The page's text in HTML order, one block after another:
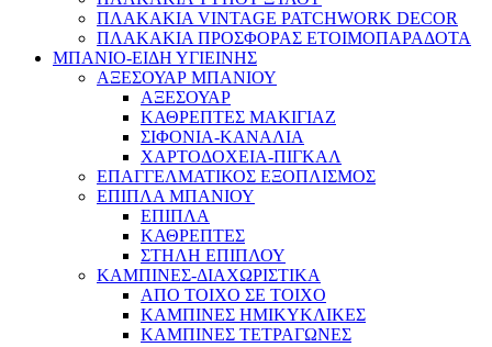
ΠΛΑΚΑΚΙΑ VINTAGE PATCHWORK DECOR
ΠΛΑΚΑΚΙΑ ΠΡΟΣΦΟΡΑΣ ΕΤΟΙΜΟΠΑΡΑΔΟΤΑ
ΜΠΑΝΙΟ-ΕΙΔΗ ΥΓΙΕΙΝΗΣ
ΑΞΕΣΟΥΑΡ ΜΠΑΝΙΟΥ
ΑΞΕΣΟΥΑΡ
ΚΑΘΡΕΠΤΕΣ ΜΑΚΙΓΙΑΖ
ΣΙΦΟΝΙΑ-ΚΑΝΑΛΙΑ
ΧΑΡΤΟΔΟΧΕΙΑ-ΠΙΓΚΑΛ
ΕΠΑΓΓΕΛΜΑΤΙΚΟΣ ΕΞΟΠΛΙΣΜΟΣ
ΕΠΙΠΛΑ ΜΠΑΝΙΟΥ
ΕΠΙΠΛΑ
ΚΑΘΡΕΠΤΕΣ
ΣΤΗΛΗ ΕΠΙΠΛΟΥ
ΚΑΜΠΙΝΕΣ-ΔΙΑΧΩΡΙΣΤΙΚΑ
ΑΠΟ ΤΟΙΧΟ ΣΕ ΤΟΙΧΟ
ΚΑΜΠΙΝΕΣ ΗΜΙΚΥΚΛΙΚΕΣ
ΚΑΜΠΙΝΕΣ ΤΕΤΡΑΓΩΝΕΣ